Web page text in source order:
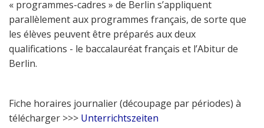
« programmes-cadres » de Berlin s’appliquent
parallèlement aux programmes français, de sorte que
les élèves peuvent être préparés aux deux
qualifications - le baccalauréat français et l’Abitur de
Berlin.
Fiche horaires journalier (découpage par périodes) à
télécharger >>> Unterrichtszeiten